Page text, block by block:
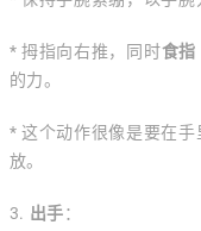
* 拇指向右推，同时食指
的力。
* 这个动作很像是要在
放。
3. 出手：